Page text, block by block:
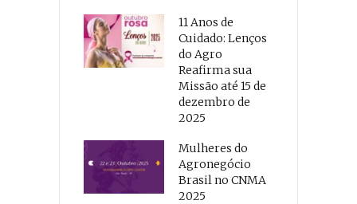
11 Anos de
Cuidado: Lenços
do Agro
Reafirma sua
Missão até 15 de
dezembro de
2025
Mulheres do
Agronegócio
Brasil no CNMA
2025